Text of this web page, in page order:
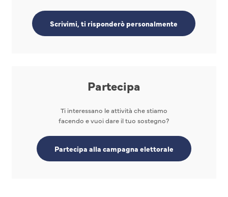
Scrivimi, ti risponderò personalmente
Partecipa
Ti interessano le attività che stiamo
facendo e vuoi dare il tuo sostegno?
Partecipa alla campagna elettorale